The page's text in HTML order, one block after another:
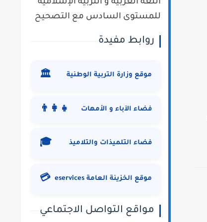
اللغة العربية و التربية الإسلامية
للمستوى السادس مع التصحيح
روابط مفيدة
موقع وزارة التربية الوطنية 🏛️
فضاء الآباء و الأمهات 👨‍👩‍👧
فضاء التلميذات والتلاميذ 🎓
موقع الخزينة العامة eservices 💳
مواقع التواصل الاجتماعي